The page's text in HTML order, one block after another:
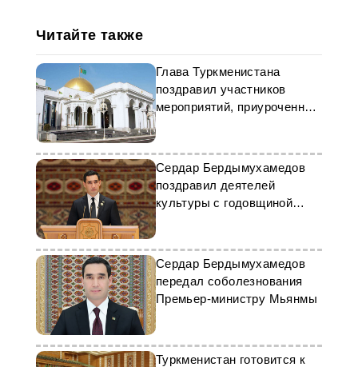
Читайте также
Глава Туркменистана
поздравил участников
мероприятий, приуроченных
к Празднику туркменского
ковра
Сердар Бердымухамедов
поздравил деятелей
культуры с годовщиной
независимости
Сердар Бердымухамедов
передал соболезнования
Премьер-министру Мьянмы
Туркменистан готовится к